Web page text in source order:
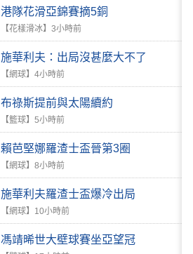
港隊花滑亞錦賽摘5銅
【花樣滑冰】 3小時前
施華利夫：出局沒甚麼大不了
【網球】 4小時前
布祿斯提前與太陽續約
【籃球】 5小時前
賴芭堅娜羅渣士盃晉第3圈
【網球】 8小時前
施華利夫羅渣士盃爆冷出局
【網球】 10小時前
馮靖晞世大壁球賽坐亞望冠